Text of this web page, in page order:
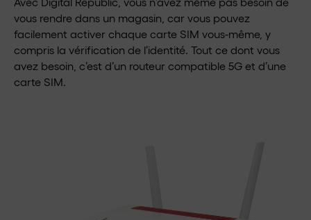
vous rendre dans un magasin, car vous pouvez
facilement activer chaque carte SIM vous-même, y
compris la vérification de l’identité. Tout ce dont vous
avez besoin, c’est d’un routeur compatible 5G et d’une
carte SIM.